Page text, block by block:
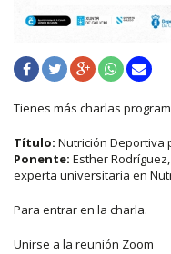
Tienes más charlas
Título: Nutrición Deportiva
Ponente: Esther
experta universitaria en
Para entrar en la charla.
Unirse a la reunión Zoom